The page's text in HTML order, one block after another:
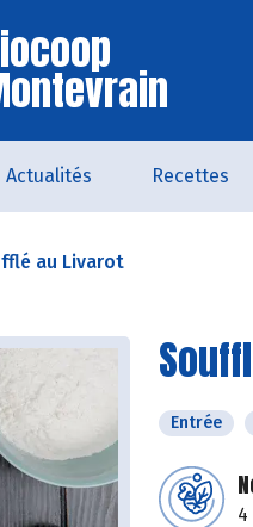
Actualités Recettes
au Livarot
Entrée